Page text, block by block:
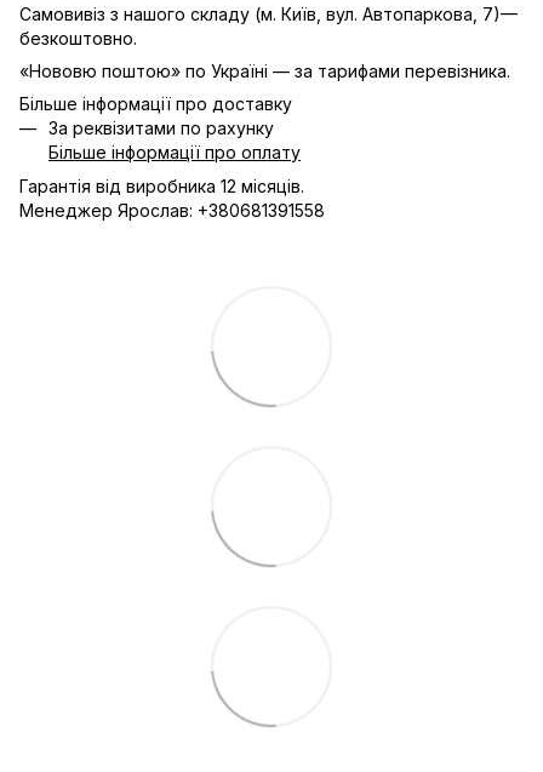
Самовивіз з нашого складу (м. Київ, вул. Автопаркова, 7)—
безкоштовно.
«Нововю поштою» по Україні — за тарифами перевізника.
Більше інформації про доставку
За реквізитами по рахунку
Більше інформації про оплату
Гарантія від виробника 12 місяців.
Менеджер Ярослав: +380681391558